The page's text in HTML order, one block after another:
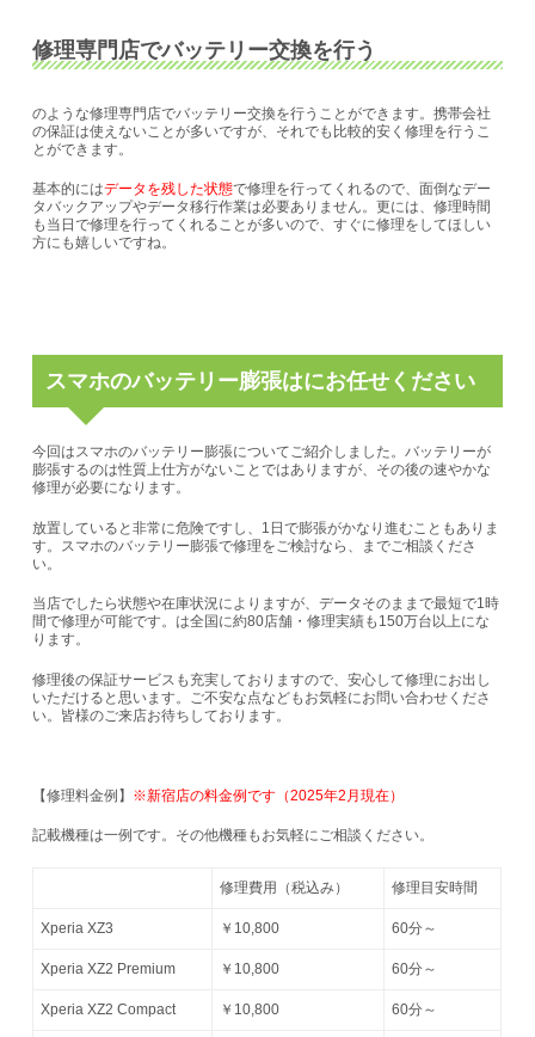
修理専門店でバッテリー交換を行う
のような修理専門店でバッテリー交換を行うことができます。携帯会社
の保証は使えないことが多いですが、それでも比較的安く修理を行うこ
とができます。
基本的にはデータを残した状態で修理を行ってくれるので、面倒なデー
タバックアップやデータ移行作業は必要ありません。更には、修理時間
も当日で修理を行ってくれることが多いので、すぐに修理をしてほしい
方にも嬉しいですね。
スマホのバッテリー膨張はにお任せください
今回はスマホのバッテリー膨張についてご紹介しました。バッテリーが
膨張するのは性質上仕方がないことではありますが、その後の速やかな
修理が必要になります。
放置していると非常に危険ですし、1日で膨張がかなり進むこともありま
す。スマホのバッテリー膨張で修理をご検討なら、までご相談くださ
い。
当店でしたら状態や在庫状況によりますが、データそのままで最短で1時
間で修理が可能です。は全国に約80店舗・修理実績も150万台以上にな
ります。
修理後の保証サービスも充実しておりますので、安心して修理にお出し
いただけると思います。ご不安な点などもお気軽にお問い合わせくださ
い。皆様のご来店お待ちしております。
【修理料金例】 ※新宿店の料金例です（2025年2月現在）
記載機種は一例です。その他機種もお気軽にご相談ください。
修理費用（税込み） 修理目安時間
Xperia XZ3 ￥10,800 60分～
Xperia XZ2 Premium ￥10,800 60分～
Xperia XZ2 Compact ￥10,800 60分～